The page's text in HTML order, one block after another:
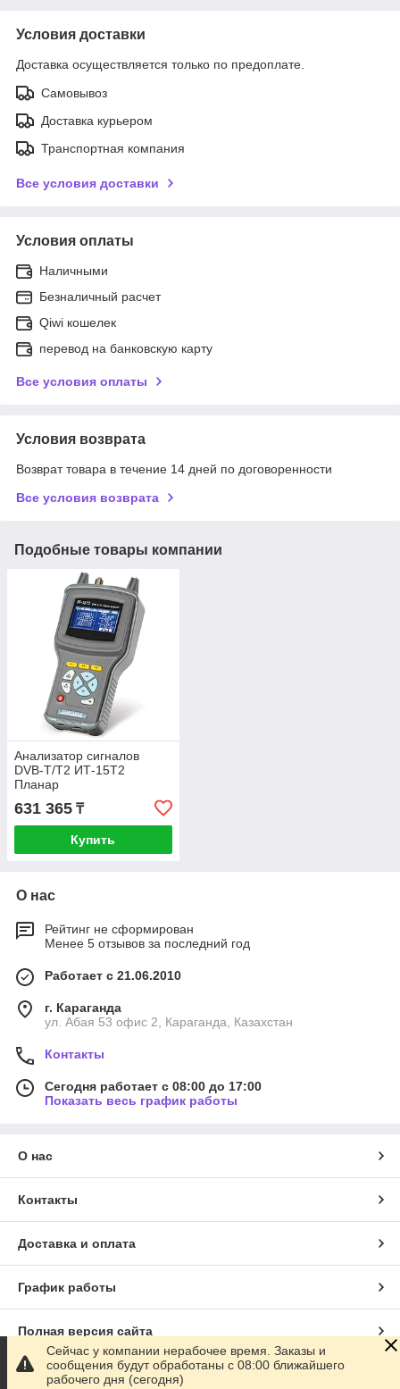
Условия доставки
Доставка осуществляется только по предоплате.
Самовывоз
Доставка курьером
Транспортная компания
Все условия доставки
Условия оплаты
Наличными
Безналичный расчет
Qiwi кошелек
перевод на банковскую карту
Все условия оплаты
Условия возврата
Возврат товара в течение 14 дней по договоренности
Все условия возврата
Подобные товары компании
Анализатор сигналов
DVB-T/T2 ИТ-15Т2
Планар
631 365 ₸
Купить
О нас
Рейтинг не сформирован
Менее 5 отзывов за последний год
Работает с 21.06.2010
г. Караганда
ул. Абая 53 офис 2, Караганда, Казахстан
Контакты
Сегодня работает с 08:00 до 17:00
Показать весь график работы
О нас
Контакты
Доставка и оплата
График работы
Полная версия сайта
Сайт создан на маркетплейсе
Сейчас у компании нерабочее время. Заказы и
сообщения будут обработаны с 08:00 ближайшего
рабочего дня (сегодня)